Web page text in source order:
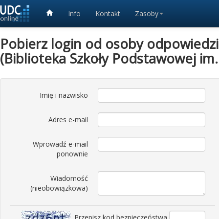
Info Kontakt Zasoby
Pobierz login od osoby
(Biblioteka Szkoły Podstawowej
Imię i nazwisko
Adres e-mail
Wprowadź e-mail
ponownie
Wiadomość
(nieobowiązkowa)